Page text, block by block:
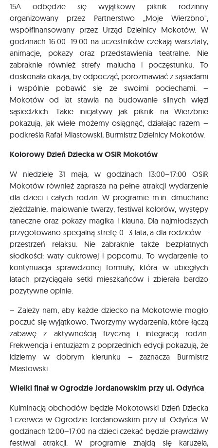
15A odbędzie się wyjątkowy piknik rodzinny
organizowany przez Partnerstwo „Moje Wierzbno",
współfinansowany przez Urząd Dzielnicy Mokotów. W
godzinach 16:00–19:00 na uczestników czekają warsztaty,
animacje, pokazy oraz przedstawienia teatralne. Nie
zabraknie również strefy malucha i poczęstunku. To
doskonała okazja, by odpocząć, porozmawiać z sąsiadami
i wspólnie pobawić się ze swoimi pociechami. –
Mokotów od lat stawia na budowanie silnych więzi
sąsiedzkich. Takie inicjatywy jak piknik na Wierzbnie
pokazują, jak wiele możemy osiągnąć, działając razem –
podkreśla Rafał Miastowski, Burmistrz Dzielnicy Mokotów.
Kolorowy Dzień Dziecka w OSiR Mokotów
W niedzielę 31 maja, w godzinach 13:00–17:00 OSiR
Mokotów również zaprasza na pełne atrakcji wydarzenie
dla dzieci i całych rodzin. W programie m.in. dmuchane
zjeżdżalnie, malowanie twarzy, festiwal kolorów, występy
taneczne oraz pokazy magika i klauna. Dla najmłodszych
przygotowano specjalną strefę 0–3 lata, a dla rodziców –
przestrzeń relaksu. Nie zabraknie także bezpłatnych
słodkości: waty cukrowej i popcornu. To wydarzenie to
kontynuacja sprawdzonej formuły, która w ubiegłych
latach przyciągała setki mieszkańców i zbierała bardzo
pozytywne opinie.
– Zależy nam, aby każde dziecko na Mokotowie mogło
poczuć się wyjątkowo. Tworzymy wydarzenia, które łączą
zabawę z aktywnością fizyczną i integracją rodzin.
Frekwencja i entuzjazm z poprzednich edycji pokazują, że
idziemy w dobrym kierunku – zaznacza Burmistrz
Miastowski.
Wielki finał w Ogrodzie Jordanowskim przy ul. Odyńca
Kulminacją obchodów będzie Mokotowski Dzień Dziecka
1 czerwca w Ogrodzie Jordanowskim przy ul. Odyńca. W
godzinach 12:00–17:00 na dzieci czekać będzie prawdziwy
festiwal atrakcji. W programie znajdą się karuzela,